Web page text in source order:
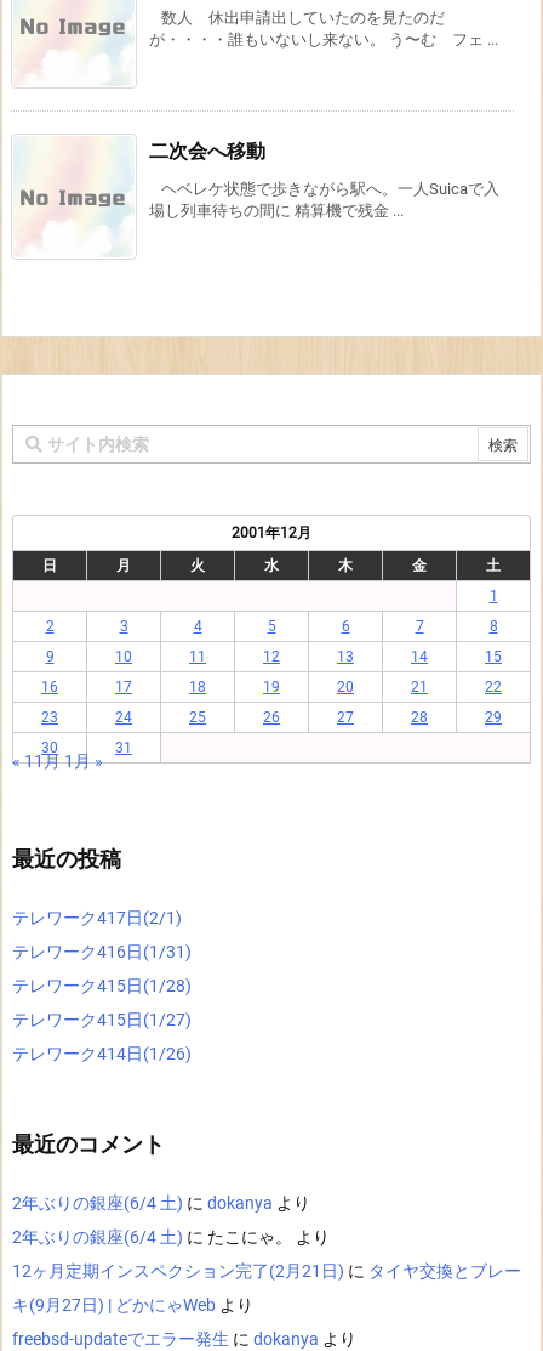
数人 休出申請出していたのを見たのだ
が・・・・誰もいないし来ない。 う〜む フェ ...
二次会へ移動
ヘベレケ状態で歩きながら駅へ。一人Suicaで入
場し列車待ちの間に 精算機で残金 ...
2001年12月
日
月 火 水 木 金
土
1
2
3 4 5 6 7
8
9
10 11 12 13 14
15
16
17 18 19 20 21
22
23
24 25 26 27 28
29
30
31
« 11月1月 »
最近の投稿
テレワーク417日(2/1)
テレワーク416日(1/31)
テレワーク415日(1/28)
テレワーク415日(1/27)
テレワーク414日(1/26)
最近のコメント
2年ぶりの銀座(6/4 土) に dokanya より
2年ぶりの銀座(6/4 土) に たこにゃ。
より
12ヶ月定期インスペクション完了(2月21日) に タイヤ交換とブレー
キ(9月27日) | どかにゃWeb より
freebsd-updateでエラー発生 に dokanya より